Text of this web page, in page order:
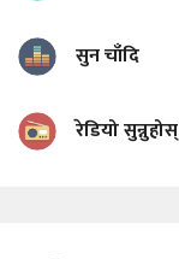
सुन चाँदि
रेडियो सुन्नुहोस्